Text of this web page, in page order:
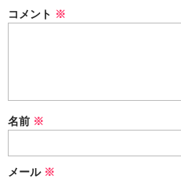
ヴォーカリスト
コメント ※
名前 ※
メール ※